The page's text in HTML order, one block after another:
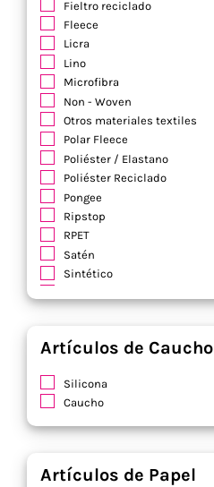
Fieltro reciclado
Fleece
Licra
Lino
Microfibra
Non - Woven
Otros materiales textiles
Polar Fleece
Poliéster / Elastano
Poliéster Reciclado
Pongee
Ripstop
RPET
Satén
Sintético
Yute / Algodón
Artículos de Caucho
Silicona
Caucho
Artículos de Papel